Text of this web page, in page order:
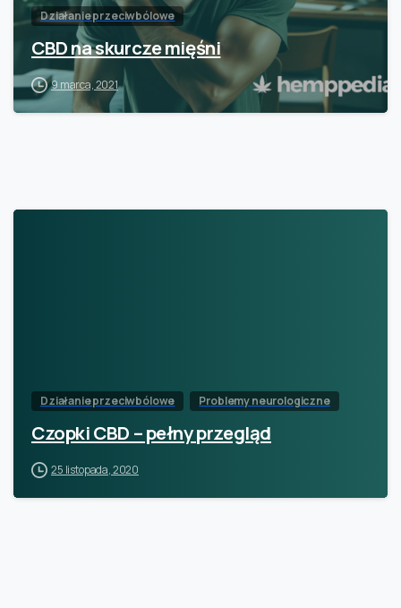
Działanie przeciwbólowe
CBD na skurcze mięśni
9 marca, 2021
Działanie przeciwbólowe Problemy neurologiczne
Czopki CBD – pełny przegląd
25 listopada, 2020